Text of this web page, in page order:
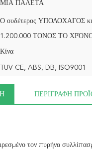
ΜΙΑ ΠΑΛΕΤΑ
1.200.000 ΤΟΝΟΣ ΤΟ
Κίνα
TUV CE, ABS, DB, ISO9001
ΠΕΡΙΓΡΑΦΉ
τον πυρήνα